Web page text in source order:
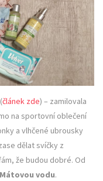
článek zde) – zamilovala
na sportovní oblečení
a vlhčené ubrousky
dělat svíčky z
že budou dobré. Od
Mátovou vodu.